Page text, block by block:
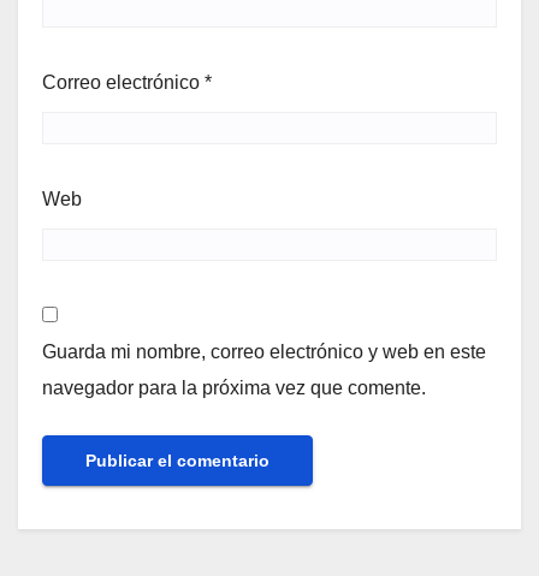
Correo electrónico *
Web
Guarda mi nombre, correo electrónico y web en este
navegador para la próxima vez que comente.